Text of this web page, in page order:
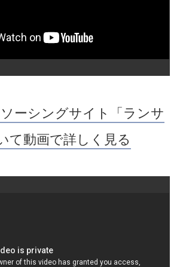
ーシングサイト「ランサ
て動画で詳しく見る